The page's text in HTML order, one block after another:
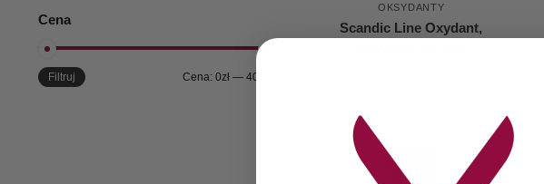
OKSYDANTY
Scandic Line Oxydant,
Cena
Filtruj Cena: 0zł— 40zł